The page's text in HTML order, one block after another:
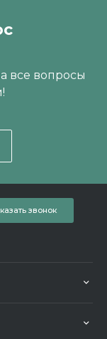
все вопросы
звонок